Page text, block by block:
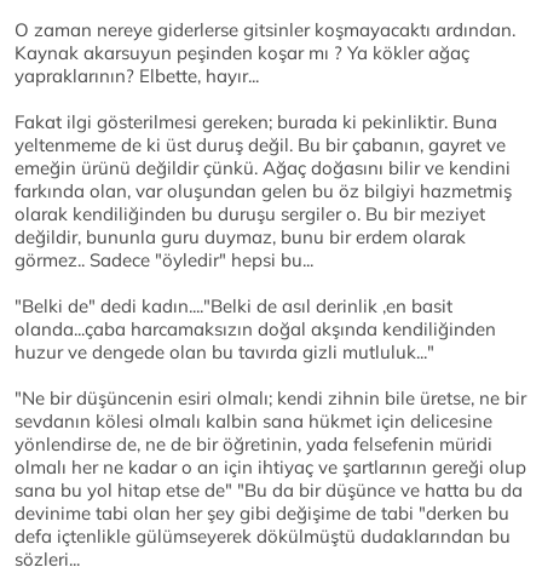
O zaman nereye giderlerse gitsinler koşmayacaktı ardından.
Kaynak akarsuyun peşinden koşar mı ? Ya kökler ağaç
yapraklarının? Elbette, hayır...
Fakat ilgi gösterilmesi gereken; burada ki pekinliktir. Buna
yeltenmeme de ki üst duruş değil. Bu bir çabanın, gayret ve
emeğin ürünü değildir çünkü. Ağaç doğasını bilir ve kendini
farkında olan, var oluşundan gelen bu öz bilgiyi hazmetmiş
olarak kendiliğinden bu duruşu sergiler o. Bu bir meziyet
değildir, bununla guru duymaz, bunu bir erdem olarak
görmez.. Sadece "öyledir" hepsi bu...
"Belki de" dedi kadın...."Belki de asıl derinlik ,en basit
olanda...çaba harcamaksızın doğal akşında kendiliğinden
huzur ve dengede olan bu tavırda gizli mutluluk..."
"Ne bir düşüncenin esiri olmalı; kendi zihnin bile üretse, ne bir
sevdanın kölesi olmalı kalbin sana hükmet için delicesine
yönlendirse de, ne de bir öğretinin, yada felsefenin müridi
olmalı her ne kadar o an için ihtiyaç ve şartlarının gereği olup
sana bu yol hitap etse de" "Bu da bir düşünce ve hatta bu da
devinime tabi olan her şey gibi değişime de tabi "derken bu
defa içtenlikle gülümseyerek dökülmüştü dudaklarından bu
sözleri...